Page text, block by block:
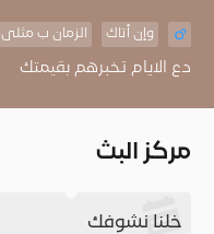
وإن أتاك الزمان ب مثلى
دع الايام تخبرهم بقيمتك
مركز البث
خلنا نشوفك